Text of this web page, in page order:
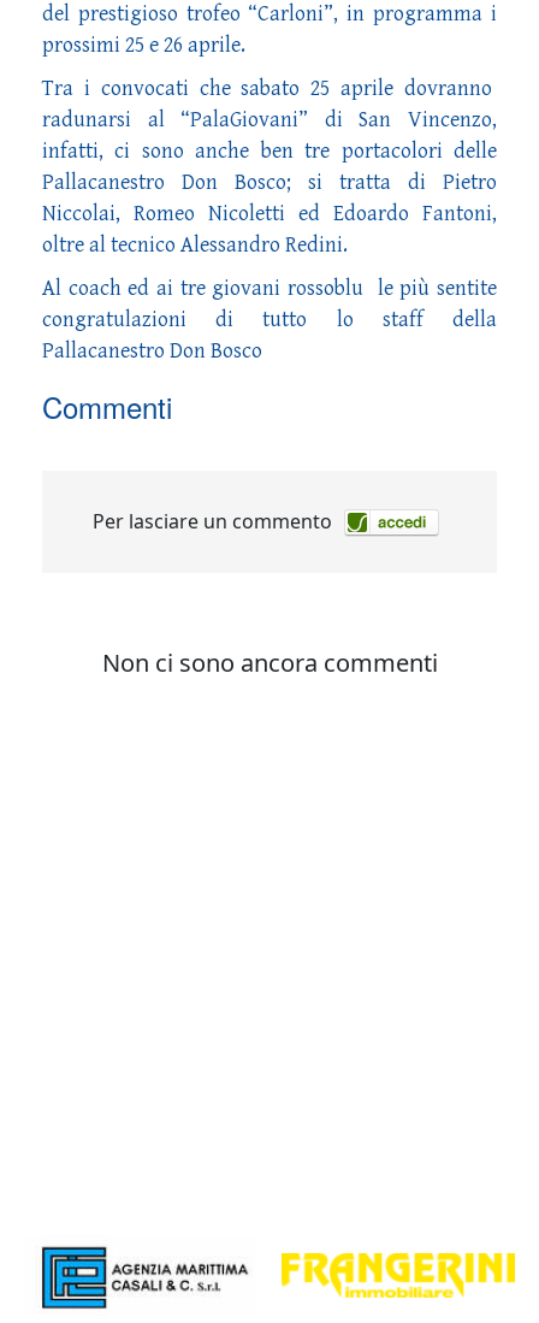
del prestigioso trofeo “Carloni”, in programma i
prossimi 25 e 26 aprile.
Tra i convocati che sabato 25 aprile dovranno
radunarsi al “PalaGiovani” di San Vincenzo,
infatti, ci sono anche ben tre portacolori delle
Pallacanestro Don Bosco; si tratta di Pietro
Niccolai, Romeo Nicoletti ed Edoardo Fantoni,
oltre al tecnico Alessandro Redini.
Al coach ed ai tre giovani rossoblu le più sentite
congratulazioni di tutto lo staff della
Pallacanestro Don Bosco
Commenti